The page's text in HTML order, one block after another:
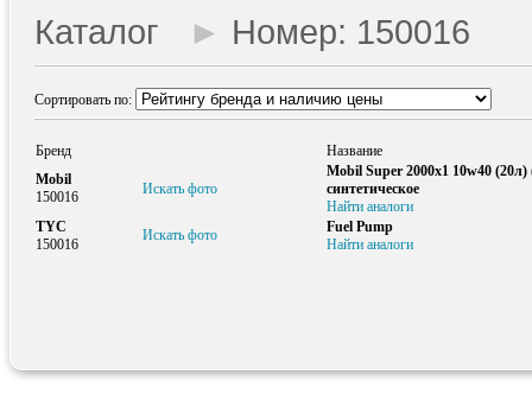
Каталог ► Номер: 150016
Сортировать по:
Бренд
Название
Mobil
150016
Искать фото
Mobil Super 2000х1 10w40
синтетическое
Найти аналоги
TYC
150016
Искать фото
Fuel Pump
Найти аналоги